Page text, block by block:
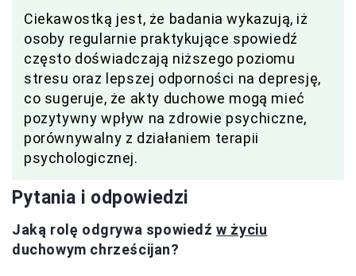
Ciekawostką jest, że badania wykazują, iż
osoby regularnie praktykujące spowiedź
często doświadczają niższego poziomu
stresu oraz lepszej odporności na depresję,
co sugeruje, że akty duchowe mogą mieć
pozytywny wpływ na zdrowie psychiczne,
porównywalny z działaniem terapii
psychologicznej.
Pytania i odpowiedzi
Jaką rolę odgrywa spowiedźw życiu
duchowym chrześcijan?